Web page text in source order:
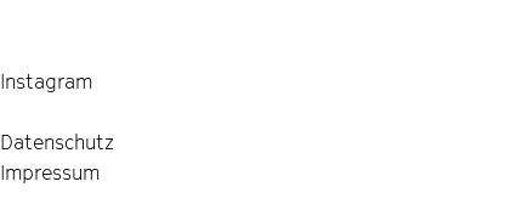
Instagram
Datenschutz
Impressum